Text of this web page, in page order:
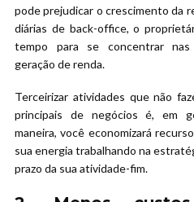
pode prejudicar o crescimento da
diárias de back-office, o
tempo para se concentrar
geração de renda.
Terceirizar atividades que não
principais de negócios é, em
maneira, você economizará
sua energia trabalhando na
prazo da sua atividade-fim.